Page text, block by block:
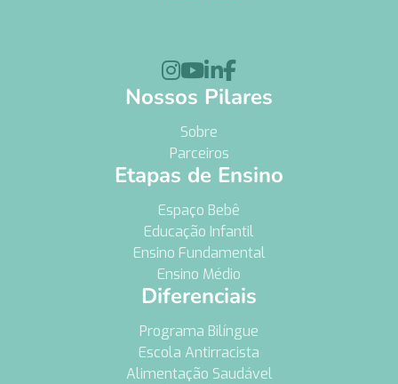

Nossos Pilares
Sobre
Parceiros
Etapas de Ensino
Espaço Bebê
Educação Infantil
Ensino Fundamental
Ensino Médio
Diferenciais
Programa Bilíngue
Escola Antirracista
Alimentação Saudável